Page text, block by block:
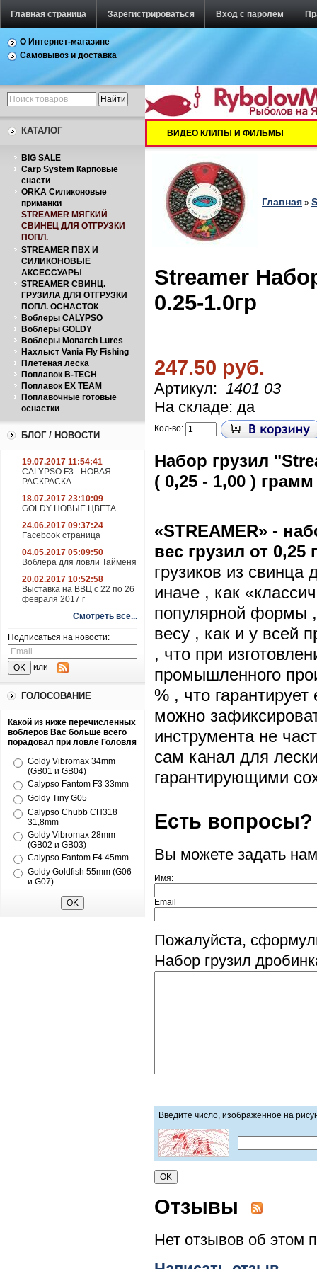
Главная страница Зарегистрироваться Вход с паролем
О Интернет-магазине
Самовывоз и доставка
КАТАЛОГ
BIG SALE
Carp System Карповые
снасти
ORKA Силиконовые
приманки
STREAMER МЯГКИЙ
СВИНЕЦ ДЛЯ ОТГРУЗКИ
ПОПЛ.
STREAMER ПВХ И
СИЛИКОНОВЫЕ
АКСЕССУАРЫ
STREAMER СВИНЦ.
ГРУЗИЛА ДЛЯ ОТГРУЗКИ
ПОПЛ. ОСНАСТОК
Воблеры CALYPSO
Воблеры GOLDY
Воблеры Monarch Lures
Нахлыст Vania Fly Fishing
Плетеная леска
Поплавок B-TECH
Поплавок EX TEAM
Поплавочные готовые
оснастки
БЛОГ / НОВОСТИ
19.07.2017 11:54:41
CALYPSO F3 - НОВАЯ
РАСКРАСКА
18.07.2017 23:10:09
GOLDY НОВЫЕ ЦВЕТА
24.06.2017 09:37:24
Facebook страница
04.05.2017 05:09:50
Воблера для ловли Тайменя
20.02.2017 10:52:58
Выставка на ВВЦ с 22 по 26
февраля 2017 г
Смотреть все...
Подписаться на новости:
или
ГОЛОСОВАНИЕ
Какой из ниже перечисленных
воблеров Вас больше всего
порадовал при ловле Головля
Goldy Vibromax 34mm
(GB01 и GB04)
Calypso Fantom F3 33mm
Goldy Tiny G05
Calypso Chubb CH318
31,8mm
Goldy Vibromax 28mm
(GB02 и GB03)
Calypso Fantom F4 45mm
Goldy Goldfish 55mm (G06
и G07)
ВИДЕО КЛИПЫ И ФИЛЬМЫ
Главная »
Streamer
0.25-1.0гр
247.50 руб.
Артикул: 1401 03
На складе: да
Кол-во:
Набор грузил
( 0,25 - 1,00 ) грамм
«STREAMER» -
вес грузил от
грузиков из
иначе , как
популярной формы ,
весу , как и у всей
, что при
промышленного
% , что
можно
инструмента не
сам канал для
гарантирующими
Есть вопросы?
Вы можете задать
Имя:
Email
Пожалуйста,
Набор грузил
Введите число, изображенное на
Отзывы
Нет отзывов об этом